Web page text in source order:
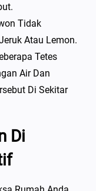
Tidak
Atau Lemon.
Tetes
Air Dan
Di Sekitar
Di